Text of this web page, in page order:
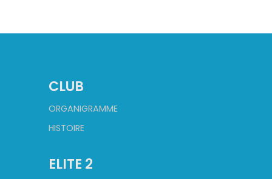
CLUB
ORGANIGRAMME
HISTOIRE
ELITE 2